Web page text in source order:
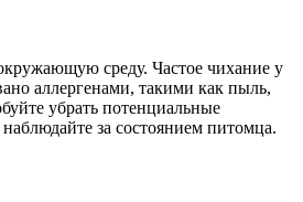
среду. Частое чихание у
аллергенами, такими как пыль,
убрать потенциальные
за состоянием питомца.